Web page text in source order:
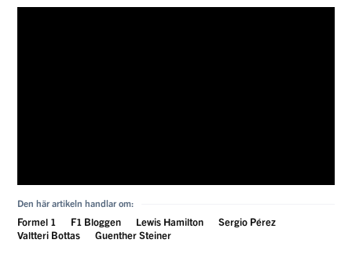
Den här artikeln handlar om:
Formel 1 F1 Bloggen Lewis Hamilton
Sergio Pérez
Valtteri Bottas
Guenther Steiner